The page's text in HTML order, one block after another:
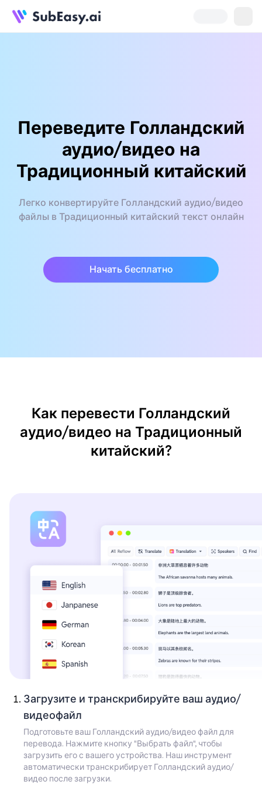
Переведите Голландский
аудио/видео на
Традиционный китайский
Легко конвертируйте Голландский аудио/видео
файлы в Традиционный китайский текст онлайн
Начать бесплатно
Как перевести Голландский
аудио/видео на Традиционный
китайский?
Загрузите и транскрибируйте ваш аудио/
видеофайл
Подготовьте ваш Голландский аудио/видео файл для
перевода. Нажмите кнопку "Выбрать файл", чтобы
загрузить его с вашего устройства. Наш инструмент
автоматически транскрибирует Голландский аудио/
видео после загрузки.